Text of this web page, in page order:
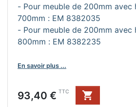
- Pour meuble de 200mm avec
700mm : EM 8382035
- Pour meuble de 200mm avec
800mm : EM 8382235
En savoir plus ...
Prix
93,40 € TTC
